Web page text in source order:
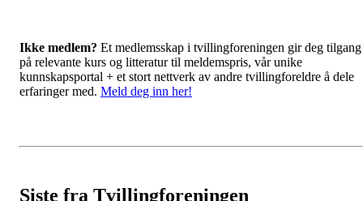
Ikke medlem? Et medlemsskap i tvillingforeningen gir deg tilgang
på relevante kurs og litteratur til meldemspris, vår unike
kunnskapsportal + et stort nettverk av andre tvillingforeldre å dele
erfaringer med. Meld deg inn her!
Siste fra Tvillingforeningen